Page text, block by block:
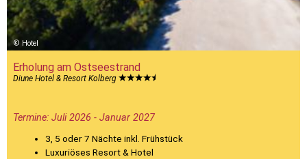
Hotel
Erholung am Ostseestrand
Diune Hotel & Resort Kolberg
Termine: Juli 2026 - Januar 2027
3, 5 oder 7 Nächte inkl. Frühstück
Luxuriöses Resort & Hotel